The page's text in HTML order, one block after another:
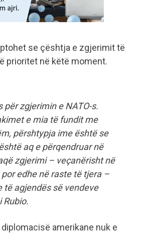
se çështja e zgjerimit të
prioritet në këtë moment.
për zgjerimin e NATO-s.
e mia të fundit me
përshtypja ime është se
aq e përqendruar në
zgjerimi – veçanërisht në
edhe në raste të tjera –
të agjendës së vendeve
Rubio.
amerikane nuk e